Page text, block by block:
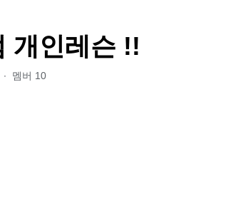
개인레슨 !!
∙ 멤버 10